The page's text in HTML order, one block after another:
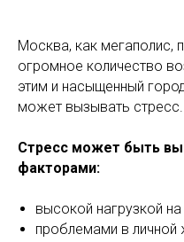
Москва, как мегаполис,
огромное количество
этим и насыщенный
может вызывать стресс.
Стресс может быть
факторами:
высокой нагрузкой
проблемами в личной